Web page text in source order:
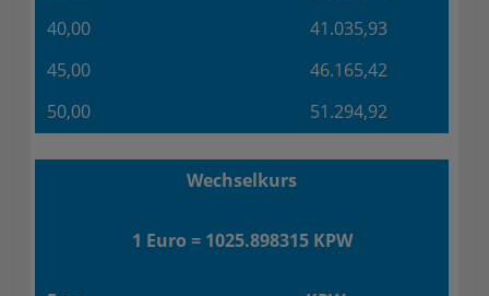
40,00
41.035,93
45,00
46.165,42
50,00
51.294,92
Wechselkurs
1 Euro = 1025.898315 KPW